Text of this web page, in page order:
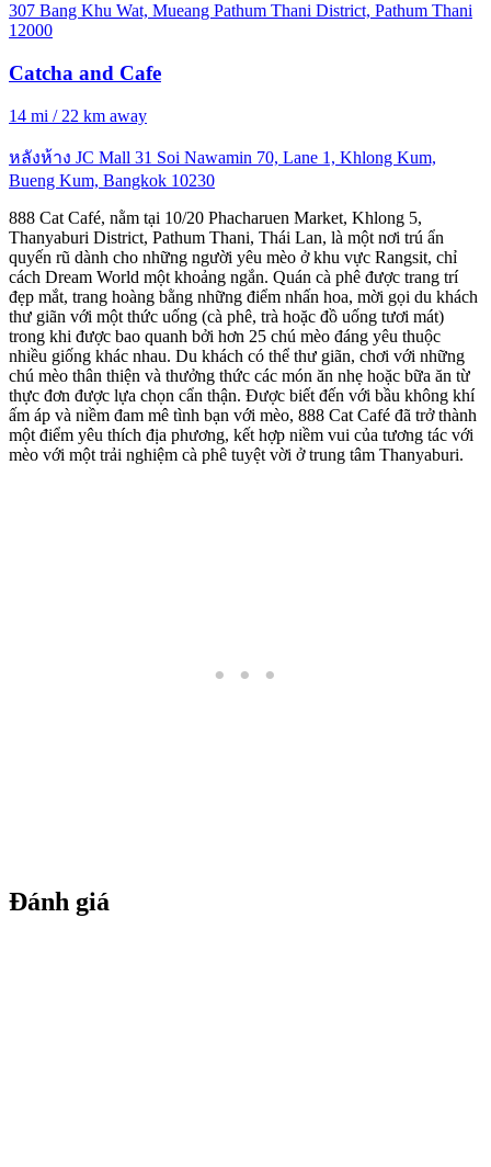
307 Bang Khu Wat, Mueang Pathum Thani District, Pathum Thani
12000
Catcha and Cafe
14 mi / 22 km away
หลังห้าง JC Mall 31 Soi Nawamin 70, Lane 1, Khlong Kum,
Bueng Kum, Bangkok 10230
888 Cat Café, nằm tại 10/20 Phacharuen Market, Khlong 5,
Thanyaburi District, Pathum Thani, Thái Lan, là một nơi trú ẩn
quyến rũ dành cho những người yêu mèo ở khu vực Rangsit, chỉ
cách Dream World một khoảng ngắn. Quán cà phê được trang trí
đẹp mắt, trang hoàng bằng những điểm nhấn hoa, mời gọi du khách
thư giãn với một thức uống (cà phê, trà hoặc đồ uống tươi mát)
trong khi được bao quanh bởi hơn 25 chú mèo đáng yêu thuộc
nhiều giống khác nhau. Du khách có thể thư giãn, chơi với những
chú mèo thân thiện và thưởng thức các món ăn nhẹ hoặc bữa ăn từ
thực đơn được lựa chọn cẩn thận. Được biết đến với bầu không khí
ấm áp và niềm đam mê tình bạn với mèo, 888 Cat Café đã trở thành
một điểm yêu thích địa phương, kết hợp niềm vui của tương tác với
mèo với một trải nghiệm cà phê tuyệt vời ở trung tâm Thanyaburi.
Đánh giá